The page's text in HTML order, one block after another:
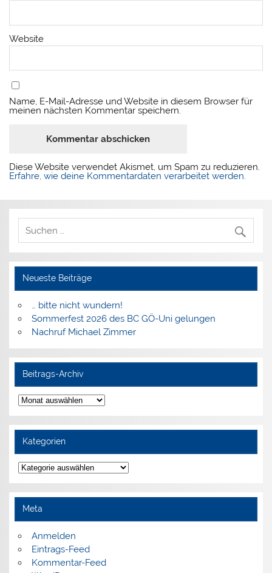
Website
Name, E-Mail-Adresse und Website in diesem Browser für
meinen nächsten Kommentar speichern.
Diese Website verwendet Akismet, um Spam zu reduzieren.
Erfahre, wie deine Kommentardaten verarbeitet werden.
Neueste Beiträge
… bitte nicht wundern!
Sommerfest 2026 des BC GÖ-Uni gelungen
Nachruf Michael Zimmer
Beitrags-Archiv
Beitrags-
Archiv
Kategorien
Kategorien
Meta
Anmelden
Eintrags-Feed
Kommentar-Feed